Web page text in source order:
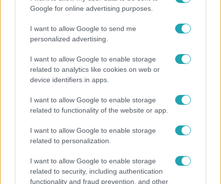
Google for online advertising purposes.
I want to allow Google to send me
personalized advertising.
I want to allow Google to enable storage
related to analytics like cookies on web or
device identifiers in apps.
I want to allow Google to enable storage
related to functionality of the website or app.
I want to allow Google to enable storage
related to personalization.
I want to allow Google to enable storage
related to security, including authentication
functionality and fraud prevention, and other
21:40
Reggeli
lábszártörésre egy sebtapasz” – állnak a hajók